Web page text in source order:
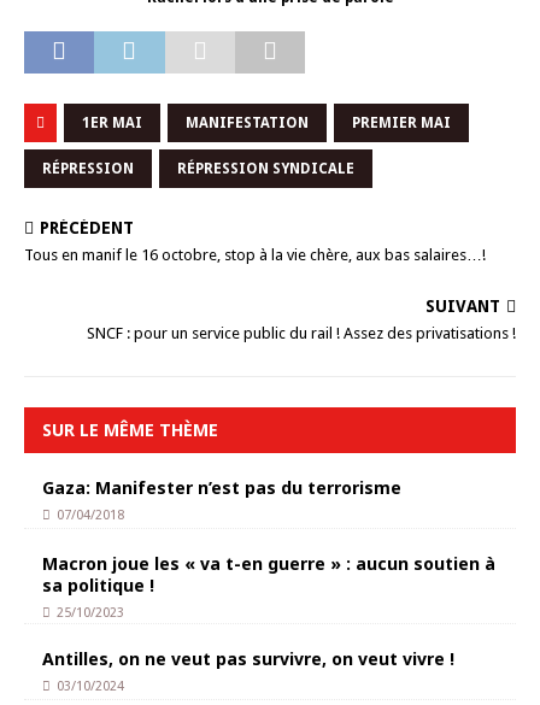
1ER MAI MANIFESTATION PREMIER MAI
RÉPRESSION RÉPRESSION SYNDICALE
PRÉCÉDENT
Tous en manif le 16 octobre, stop à la vie chère, aux bas salaires…!
SUIVANT
SNCF : pour un service public du rail ! Assez des privatisations !
SUR LE MÊME THÈME
Gaza: Manifester n’est pas du terrorisme
07/04/2018
Macron joue les « va t-en guerre » : aucun soutien à
sa politique !
25/10/2023
Antilles, on ne veut pas survivre, on veut vivre !
03/10/2024